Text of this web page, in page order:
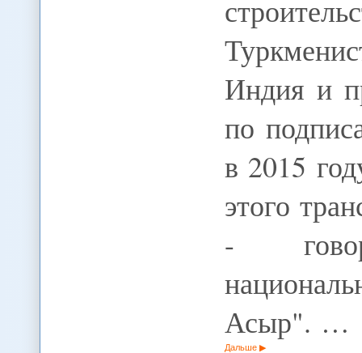
Индия и
по
в 2015
этого
-
Асыр". …
Дальше